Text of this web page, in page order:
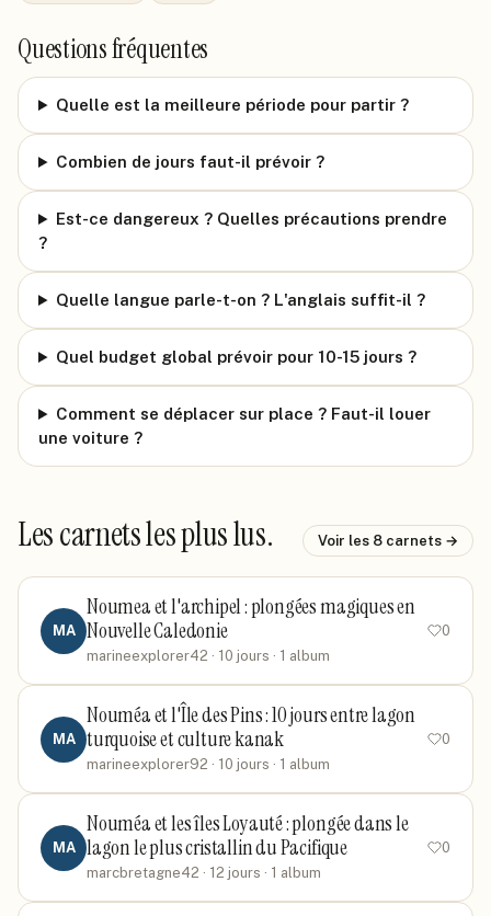
Questions fréquentes
Quelle est la meilleure période pour partir ?
Combien de jours faut-il prévoir ?
Est-ce dangereux ? Quelles précautions prendre
?
Quelle langue parle-t-on ? L'anglais suffit-il ?
Quel budget global prévoir pour 10-15 jours ?
Comment se déplacer sur place ? Faut-il louer
une voiture ?
Les carnets les plus lus. Voir les 8 carnets →
MA
Noumea et l'archipel : plongées magiques en
Nouvelle Caledonie
marineexplorer42 · 10 jours · 1 album
0
MA
Nouméa et l'Île des Pins : 10 jours entre lagon
turquoise et culture kanak
marineexplorer92 · 10 jours · 1 album
0
MA
Nouméa et les îles Loyauté : plongée dans le
lagon le plus cristallin du Pacifique
marcbretagne42 · 12 jours · 1 album
0